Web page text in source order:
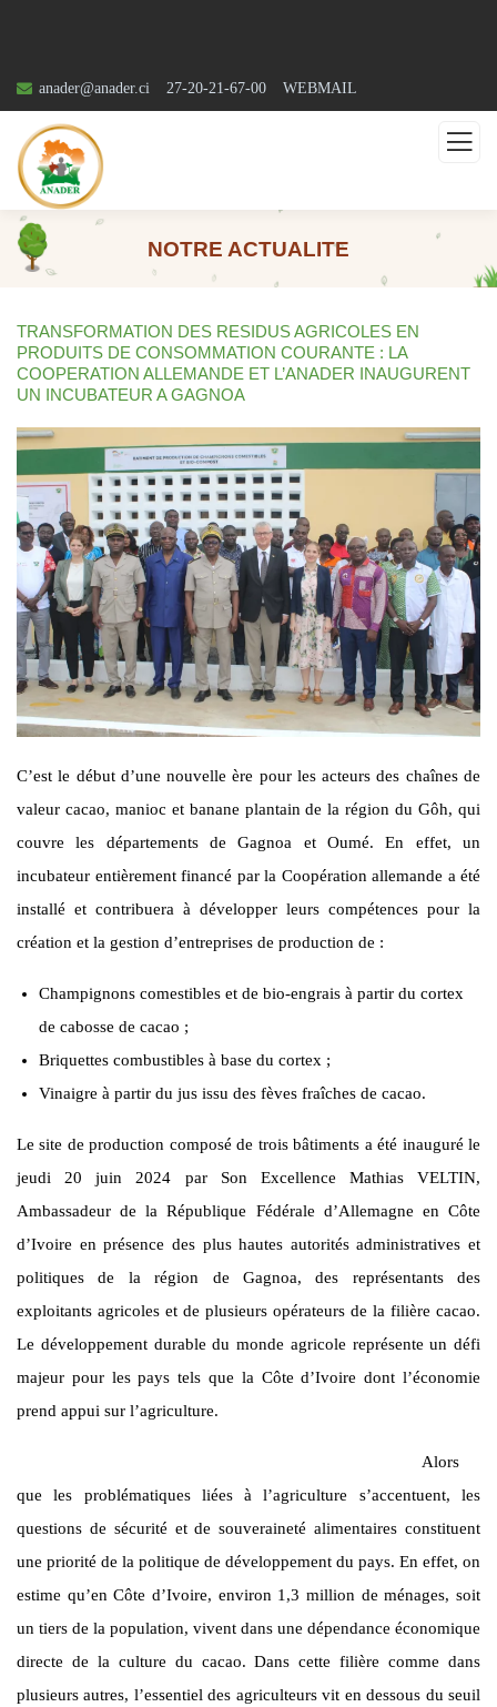
anader@anader.ci 27-20-21-67-00 WEBMAIL
NOTRE ACTUALITE
TRANSFORMATION DES RESIDUS AGRICOLES EN
PRODUITS DE CONSOMMATION COURANTE : LA
COOPERATION ALLEMANDE ET L’ANADER INAUGURENT
UN INCUBATEUR A GAGNOA
C’est le début d’une nouvelle ère pour les acteurs des chaînes de
valeur cacao, manioc et banane plantain de la région du Gôh, qui
couvre les départements de Gagnoa et Oumé. En effet, un
incubateur entièrement financé par la Coopération allemande a été
installé et contribuera à développer leurs compétences pour la
création et la gestion d’entreprises de production de :
Champignons comestibles et de bio-engrais à partir du cortex
de cabosse de cacao ;
Briquettes combustibles à base du cortex ;
Vinaigre à partir du jus issu des fèves fraîches de cacao.
Le site de production composé de trois bâtiments a été inauguré le
jeudi 20 juin 2024 par Son Excellence Mathias VELTIN,
Ambassadeur de la République Fédérale d’Allemagne en Côte
d’Ivoire en présence des plus hautes autorités administratives et
politiques de la région de Gagnoa, des représentants des
exploitants agricoles et de plusieurs opérateurs de la filière cacao.
Le développement durable du monde agricole représente un défi
majeur pour les pays tels que la Côte d’Ivoire dont l’économie
prend appui sur l’agriculture.
Alors
que les problématiques liées à l’agriculture s’accentuent, les
questions de sécurité et de souveraineté alimentaires constituent
une priorité de la politique de développement du pays. En effet, on
estime qu’en Côte d’Ivoire, environ 1,3 million de ménages, soit
un tiers de la population, vivent dans une dépendance économique
directe de la culture du cacao. Dans cette filière comme dans
plusieurs autres, l’essentiel des agriculteurs vit en dessous du seuil